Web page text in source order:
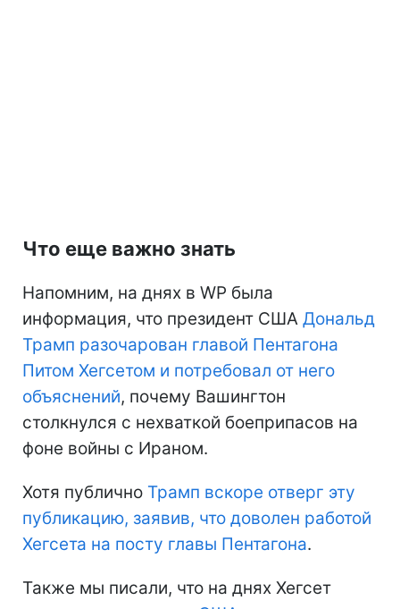
Что еще важно знать
Напомним, на днях в WP была
информация, что президент США Дональд
Трамп разочарован главой Пентагона
Питом Хегсетом и потребовал от него
объяснений, почему Вашингтон
столкнулся с нехваткой боеприпасов на
фоне войны с Ираном.
Хотя публично Трамп вскоре отверг эту
публикацию, заявив, что доволен работой
Хегсета на посту главы Пентагона.
Также мы писали, что на днях Хегсет